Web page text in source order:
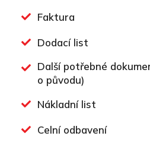
Faktura
Dodací list
Další potřebné
o původu)
Nákladní list
Celní odbavení